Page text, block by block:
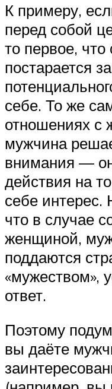
К примеру,
перед собой
то первое,
постарается
себе. То же
отношениях с
мужчина
внимания —
действия на
себе интерес.
что в случае
женщиной,
поддаются
«мужеством»,
ответ.
Поэтому
вы даёте